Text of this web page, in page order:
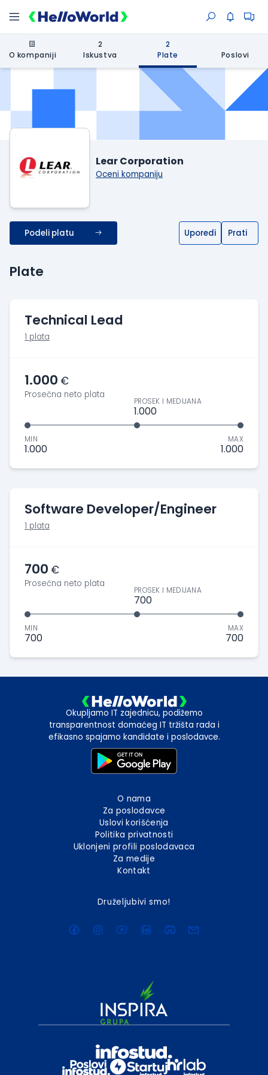
O kompaniji
2
Iskustva
2
Plate
Poslovi
Lear Corporation
Oceni kompaniju
Podeli platu Uporedi Prati
Plate
Technical Lead
1 plata
1.000 €
Prosečna neto plata
MIN
1.000
PROSEK I MEDIJANA
1.000
MAX
1.000
Software Developer/Engineer
1 plata
700 €
Prosečna neto plata
MIN
700
PROSEK I MEDIJANA
700
MAX
700
Okupljamo IT zajednicu, podižemo
transparentnost domaćeg IT tržišta rada i
efikasno spajamo kandidate i poslodavce.
O nama
Za poslodavce
Uslovi korišćenja
Politika privatnosti
Uklonjeni profili poslodavaca
Za medije
Kontakt
Druželjubivi smo!